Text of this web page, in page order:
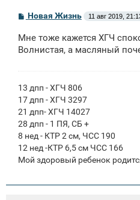
С
б
щ
Новая Жизнь 11 авг 2019,
Мне тоже кажется ХГЧ
Волнистая, а масляный
13 дпп - ХГЧ 806
17 дпп - ХГЧ 3297
21 дпп- ХГЧ 14027
28 дпп - 1 ПЯ, СБ +
8 нед - КТР 2 см, ЧСС 190
12 нед -КТР 6,5 см ЧСС 166
Мой здоровый ребенок